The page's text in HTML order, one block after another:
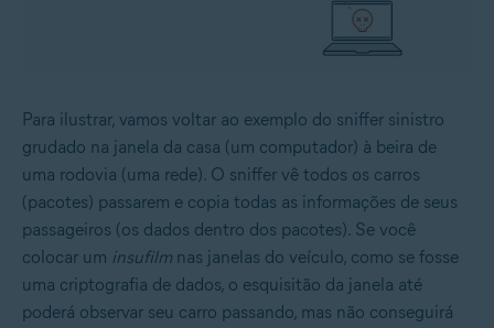
Para ilustrar, vamos voltar ao exemplo do sniffer sinistro
grudado na janela da casa (um computador) à beira de
uma rodovia (uma rede). O sniffer vê todos os carros
(pacotes) passarem e copia todas as informações de seus
passageiros (os dados dentro dos pacotes). Se você
colocar um insufilm nas janelas do veículo, como se fosse
uma criptografia de dados, o esquisitão da janela até
poderá observar seu carro passando, mas não conseguirá